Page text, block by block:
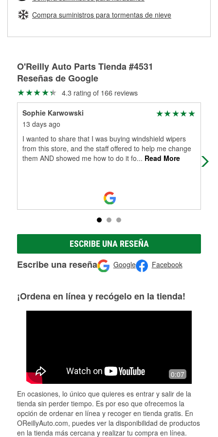
Herramientas de O'Reilly
pueden ser reutilizados, podemos ayudarte a encontrar las
partes de reemplazo correctas para tu reparación.
Rectificación de tambores y discos de freno
Compra suministros para tormentas de nieve
O'Reilly Auto Parts Tienda #4531
Reseñas de Google
4.3 rating of 166 reviews
Sophie Karwowski
13 days ago
I wanted to share that I was buying windshield wipers
from this store, and the staff offered to help me change
them AND showed me how to do it fo... Read More
ESCRIBE UNA RESEÑA
Escribe una reseña Google Facebook
¡Ordena en línea y recógelo en la tienda!
0:07
En ocasiones, lo único que quieres es entrar y salir de la
tienda sin perder tiempo. Es por eso que ofrecemos la
opción de ordenar en línea y recoger en tienda gratis. En
OReillyAuto.com, puedes ver la disponibilidad de productos
en la tienda más cercana y realizar tu compra en línea.